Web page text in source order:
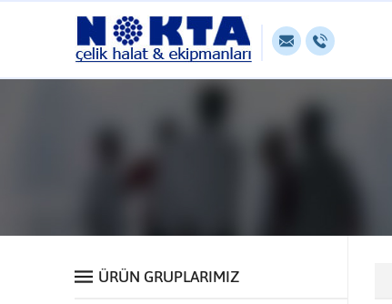
ÜRÜN GRUPLARIMIZ